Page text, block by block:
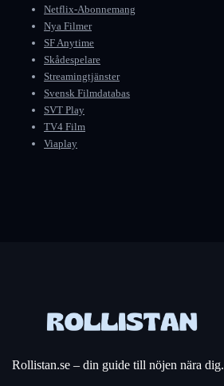
Netflix-Abonnemang
Nya Filmer
SF Anytime
Skådespelare
Streamingtjänster
Svensk Filmdatabas
SVT Play
TV4 Film
Viaplay
Rollistan.se – din guide till nöjen nära dig.